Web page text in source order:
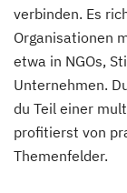
verbinden. Es
Organisationen
etwa in NGOs,
Unternehmen.
du Teil einer
profitierst von
Themenfelder.